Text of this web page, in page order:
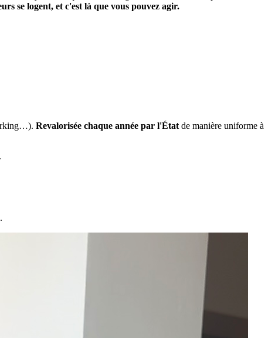
se logent, et c'est là que vous pouvez agir.
Revalorisée chaque année par l'État de manière uniforme à
.